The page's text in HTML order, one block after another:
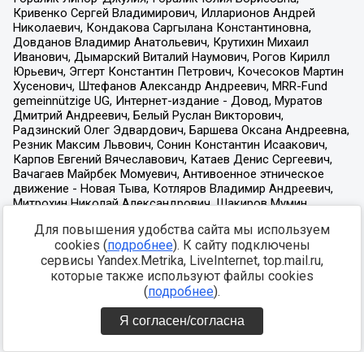
Для повышения удобства сайта мы используем
cookies (подробнее). К сайту подключены
сервисы Yandex.Metrika, LiveInternet, top.mail.ru,
которые также используют файлы cookies
(подробнее).
Я согласен/согласна